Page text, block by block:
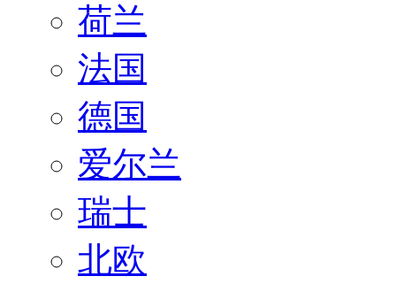
荷兰
法国
德国
爱尔兰
瑞士
北欧